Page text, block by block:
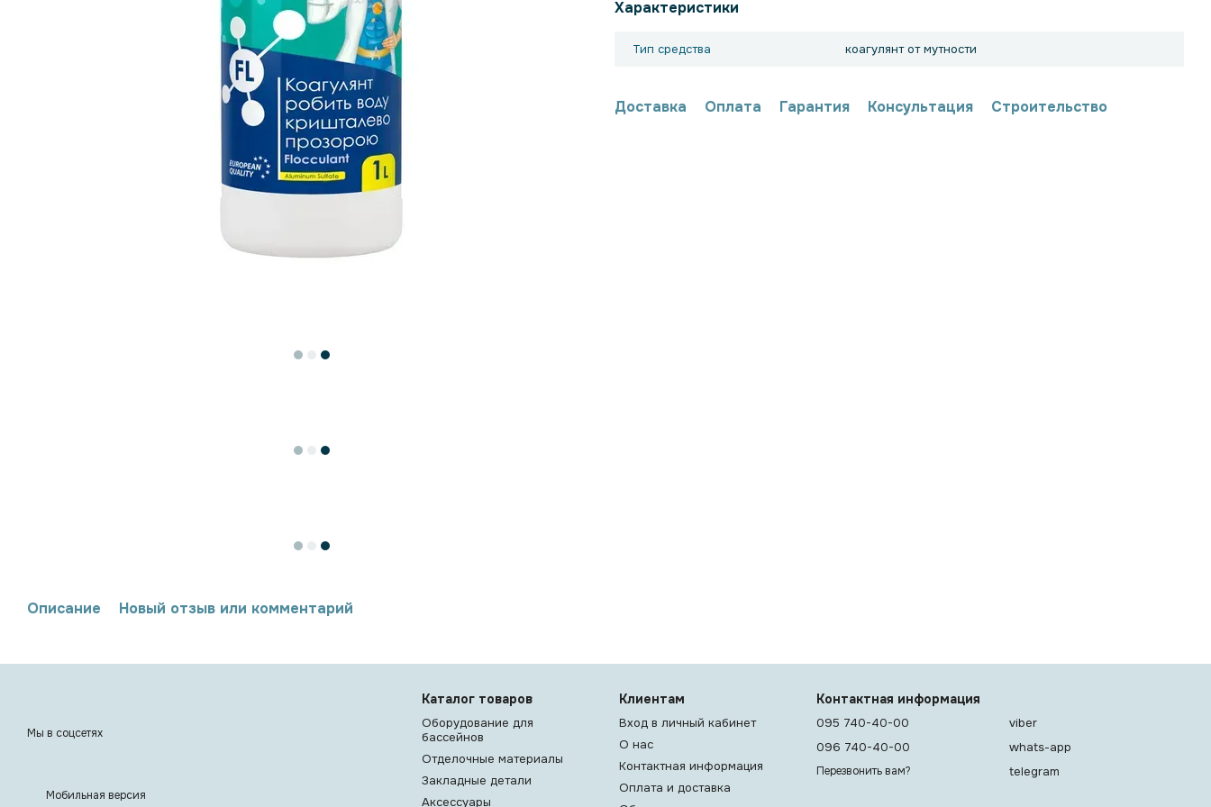
Характеристики
Тип средства коагулянт от мутности
Доставка Оплата Гарантия Консультация Строительство
Описание Новый отзыв или комментарий
Мы в соцсетях
Мобильная версия
Каталог товаров
Оборудование для
бассейнов
Отделочные материалы
Закладные детали
Аксессуары
Клиентам
Вход в личный кабинет
О нас
Контактная информация
Оплата и доставка
Контактная информация
095 740-40-00
096 740-40-00
Перезвонить вам?
viber
whats-app
telegram